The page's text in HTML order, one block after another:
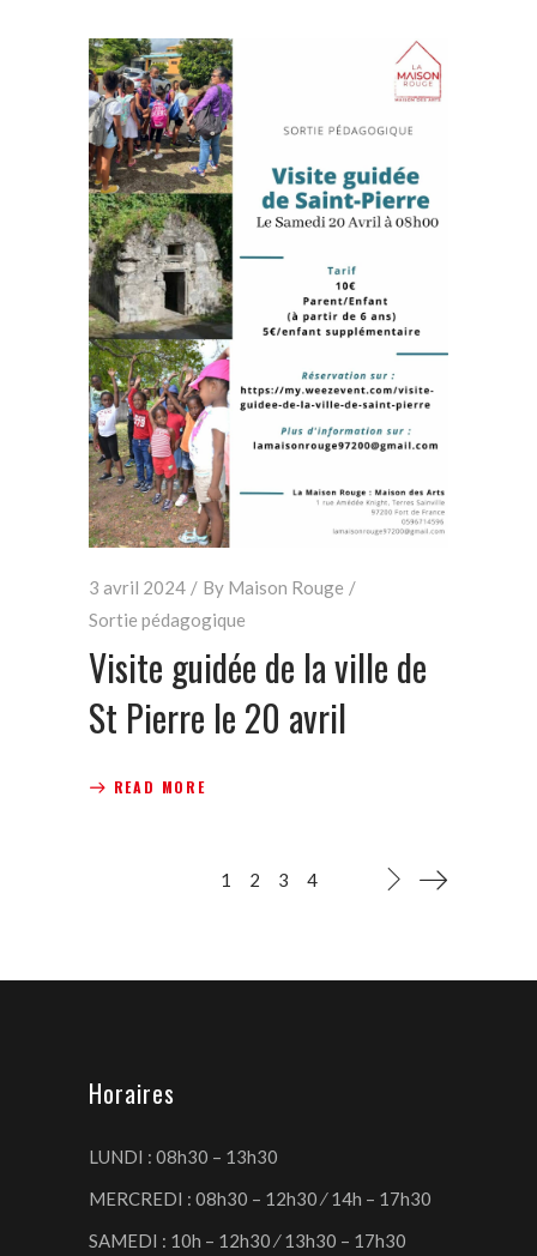
3 avril 2024 By Maison Rouge
Sortie pédagogique
Visite guidée de la ville de
St Pierre le 20 avril
READ MORE
1 2 3 4
Horaires
LUNDI : 08h30 – 13h30
MERCREDI : 08h30 – 12h30 ⁄ 14h – 17h30
SAMEDI : 10h – 12h30 ⁄ 13h30 – 17h30